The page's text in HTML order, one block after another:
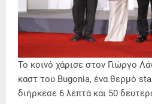
Το κοινό χάρισε στον Γιώργο
καστ του Bugonia, ένα θερμό
διήρκεσε 6 λεπτά και 50